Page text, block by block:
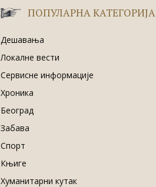
ПОПУЛАРНА КАТЕГОРИЈА
Дешавања
Локалне вести
Сервисне информације
Хроника
Београд
Забава
Спорт
Књиге
Хуманитарни кутак